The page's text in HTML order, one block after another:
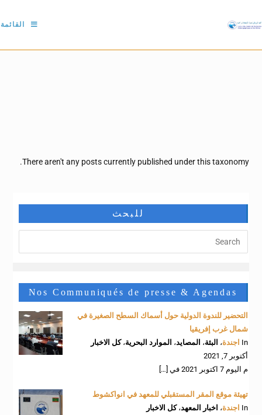
القائمة
There aren't any posts currently published under this taxonomy.
للبحث
Nos Communiqués de presse & Agendas
التحضير للندوة الدولية حول أسماك السطح الصغيرة في
شمال غرب إفريقيا
In اجندة، البئة، المصايد، الموارد البحرية،كل الاخبار
أكتوبر 7, 2021
م اليوم 7 اكتوبر 2021 في
[…]
تهيئة موقع المقر المستقبلي للمعهد في انواكشوط
In اجندة، اخبار المعهد،كل الاخبار